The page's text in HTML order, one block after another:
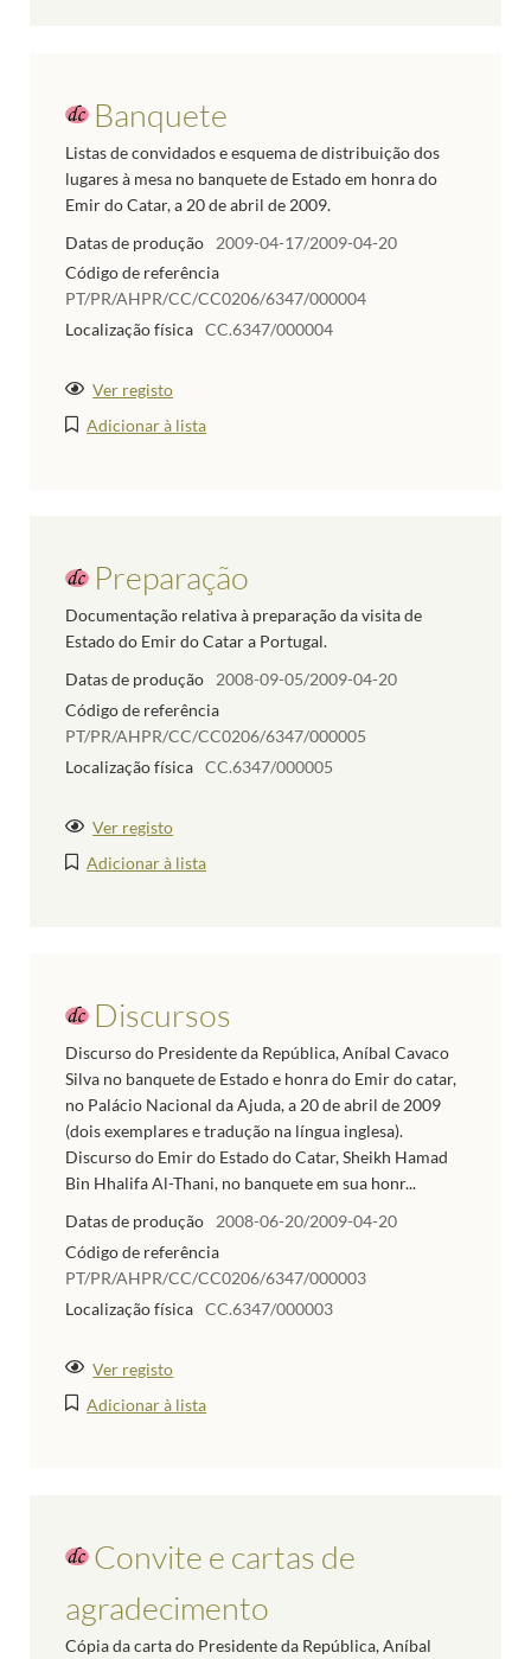
Banquete
Listas de convidados e esquema de distribuição dos
lugares à mesa no banquete de Estado em honra do
Emir do Catar, a 20 de abril de 2009.
Datas de produção
2009-04-17/2009-04-20
Código de referência
PT/PR/AHPR/CC/CC0206/6347/000004
Localização física CC.6347/000004
Ver registo
Adicionar à lista
Preparação
Documentação relativa à preparação da visita de
Estado do Emir do Catar a Portugal.
Datas de produção
2008-09-05/2009-04-20
Código de referência
PT/PR/AHPR/CC/CC0206/6347/000005
Localização física CC.6347/000005
Ver registo
Adicionar à lista
Discursos
Discurso do Presidente da República, Aníbal Cavaco
Silva no banquete de Estado e honra do Emir do catar,
no Palácio Nacional da Ajuda, a 20 de abril de 2009
(dois exemplares e tradução na língua inglesa).
Discurso do Emir do Estado do Catar, Sheikh Hamad
Bin Hhalifa Al-Thani, no banquete em sua honr...
Datas de produção
2008-06-20/2009-04-20
Código de referência
PT/PR/AHPR/CC/CC0206/6347/000003
Localização física CC.6347/000003
Ver registo
Adicionar à lista
Convite e cartas de
agradecimento
Cópia da carta do Presidente da República, Aníbal